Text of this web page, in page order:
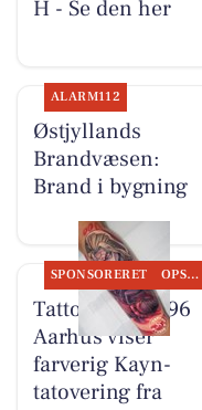
H - Se den her
ALARM112
Østjyllands
Brandvæsen:
Brand i bygning
SPONSORERET OPSLAGSTAVLEN
Tattoo Studio 96
Aarhus viser
farverig Kayn-
tatovering fra